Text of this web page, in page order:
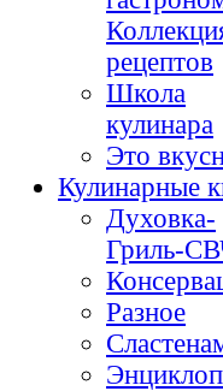
рецептов
Школа
кулинара
Это
Кулинарные
Духовка-
Гриль-
Разное